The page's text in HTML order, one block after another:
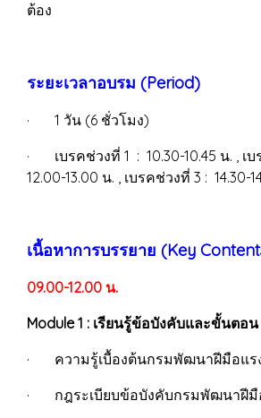
ต้อง
ระยะเวลาอบรม (Period)
· 1 วัน (6 ชั่วโมง)
· เบรคช่วงที่ 1 : 10.30-10.45 น. , เ
12.00-13.00 น. , เบรคช่วงที่ 3 : 14.30-
เนื้อหาการบรรยาย (Key
09.00-12.00 น.
Module 1 : เรียนรู้ข้อบังคับและขั้นตอน
· ความรู้เบื้องต้นกรมพัฒนาฝีมือแร
· กฎระเบียบข้อบังคับกรมพัฒนาฝีมื